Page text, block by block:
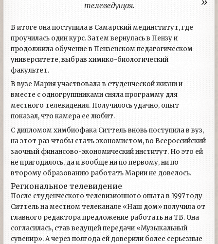
телеведущая.
В итоге она поступила в Самарский мединститут, где
проучилась один курс. Затем вернулась в Пензу и
продолжила обучение в Пензенском педагогическом
университете, выбрав химико-биологический
факультет.
В вузе Мария участвовала в студенческой жизни и
вместе с одногруппниками сняла программу для
местного телевидения. Получилось удачно, опыт
показал, что камера ее любит.
С дипломом химбиофака Ситтель вновь поступила в вуз,
на этот раз чтобы стать экономистом, во Всероссийский
заочный финансово-экономический институт. Но это ей
не пригодилось, да и вообще ни по первому, ни по
второму образованию работать Марии не довелось.
Региональное телевидение
После студенческого телевизионного опыта в 1997 году
Ситтель на местном телеканале «Наш дом» получила от
главного редактора предложение работать на ТВ. Она
согласилась, став ведущей передачи «Музыкальный
сувенир». А через полгода ей доверили более серьезные